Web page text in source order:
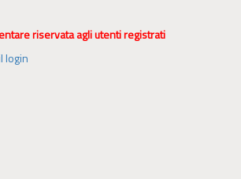
riservata agli utenti registrati
login